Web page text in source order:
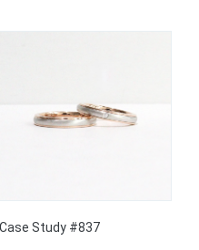
Case Study #837